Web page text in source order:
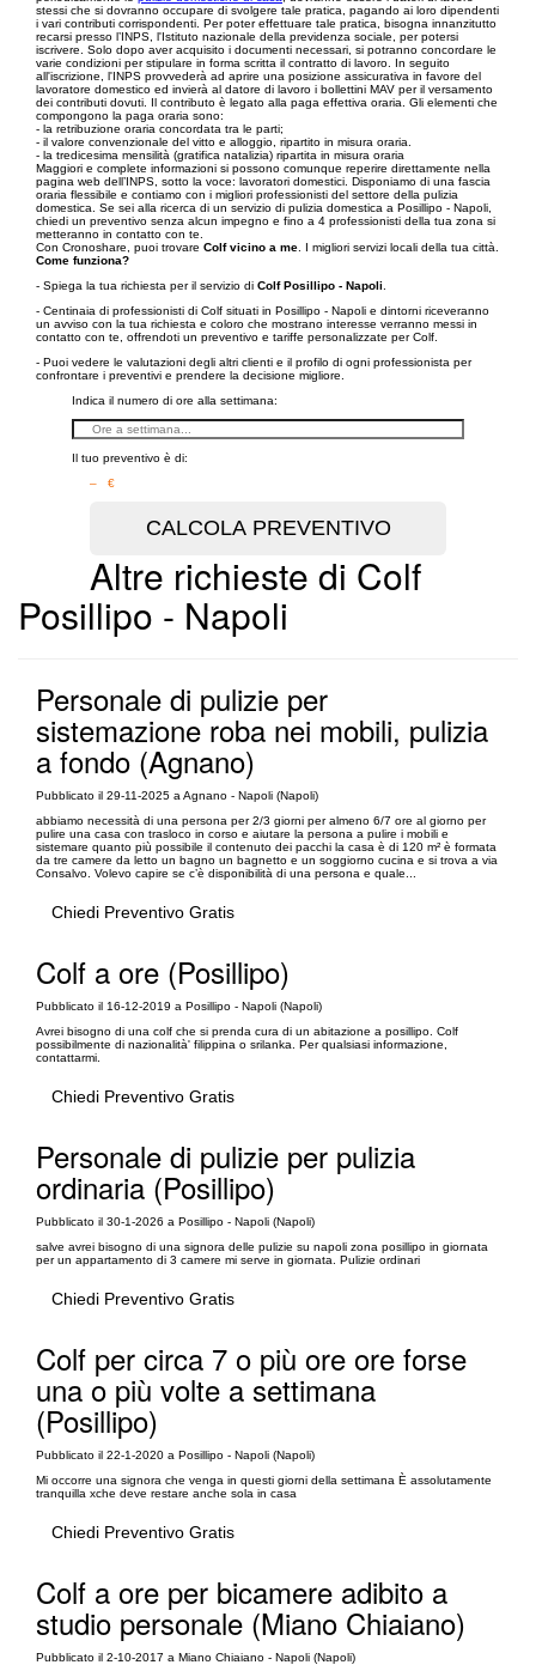
stessi che si dovranno occupare di svolgere tale pratica, pagando ai loro dipendenti
i vari contributi corrispondenti. Per poter effettuare tale pratica, bisogna innanzitutto
recarsi presso l’INPS, l'Istituto nazionale della previdenza sociale, per potersi
iscrivere. Solo dopo aver acquisito i documenti necessari, si potranno concordare le
varie condizioni per stipulare in forma scritta il contratto di lavoro. In seguito
all'iscrizione, l'INPS provvederà ad aprire una posizione assicurativa in favore del
lavoratore domestico ed invierà al datore di lavoro i bollettini MAV per il versamento
dei contributi dovuti. Il contributo è legato alla paga effettiva oraria. Gli elementi che
compongono la paga oraria sono:
- la retribuzione oraria concordata tra le parti;
- il valore convenzionale del vitto e alloggio, ripartito in misura oraria.
- la tredicesima mensilità (gratifica natalizia) ripartita in misura oraria
Maggiori e complete informazioni si possono comunque reperire direttamente nella
pagina web dell’INPS, sotto la voce: lavoratori domestici. Disponiamo di una fascia
oraria flessibile e contiamo con i migliori professionisti del settore della pulizia
domestica. Se sei alla ricerca di un servizio di pulizia domestica a Posillipo - Napoli,
chiedi un preventivo senza alcun impegno e fino a 4 professionisti della tua zona si
metteranno in contatto con te.
Con Cronoshare, puoi trovare Colf vicino a me . I migliori servizi locali della tua città.
Come funziona?
- Spiega la tua richiesta per il servizio di Colf Posillipo - Napoli
- Centinaia di professionisti di Colf situati in Posillipo - Napoli e dintorni riceveranno
un avviso con la tua richiesta e coloro che mostrano interesse verranno messi in
contatto con te, offrendoti un preventivo e tariffe personalizzate per Colf.
- Puoi vedere le valutazioni degli altri clienti e il profilo di ogni professionista per
confrontare i preventivi e prendere la decisione migliore.
Indica il numero di ore alla settimana:
Il tuo preventivo è di:
– €
Altre richieste di Colf
Posillipo - Napoli
Personale di pulizie per
sistemazione roba nei mobili, pulizia
a fondo (Agnano)
Pubblicato il 29-11-2025 a Agnano - Napoli (Napoli)
abbiamo necessità di una persona per 2/3 giorni per almeno 6/7 ore al giorno per
pulire una casa con trasloco in corso e aiutare la persona a pulire i mobili e
sistemare quanto più possibile il contenuto dei pacchi la casa è di 120 m² è formata
da tre camere da letto un bagno un bagnetto e un soggiorno cucina e si trova a via
Consalvo. Volevo capire se c’è disponibilità di una persona e quale...
Chiedi Preventivo Gratis
Colf a ore (Posillipo)
Pubblicato il 16-12-2019 a Posillipo - Napoli (Napoli)
Avrei bisogno di una colf che si prenda cura di un abitazione a posillipo. Colf
possibilmente di nazionalità' filippina o srilanka. Per qualsiasi informazione,
contattarmi.
Chiedi Preventivo Gratis
Personale di pulizie per pulizia
ordinaria (Posillipo)
Pubblicato il 30-1-2026 a Posillipo - Napoli (Napoli)
salve avrei bisogno di una signora delle pulizie su napoli zona posillipo in giornata
per un appartamento di 3 camere mi serve in giornata. Pulizie ordinari
Chiedi Preventivo Gratis
Colf per circa 7 o più ore ore forse
una o più volte a settimana
(Posillipo)
Pubblicato il 22-1-2020 a Posillipo - Napoli (Napoli)
Mi occorre una signora che venga in questi giorni della settimana È assolutamente
tranquilla xche deve restare anche sola in casa
Chiedi Preventivo Gratis
Colf a ore per bicamere adibito a
studio personale (Miano Chiaiano)
Pubblicato il 2-10-2017 a Miano Chiaiano - Napoli (Napoli)